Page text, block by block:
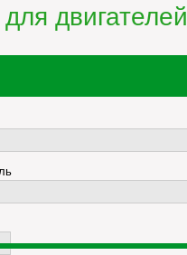
двигателей